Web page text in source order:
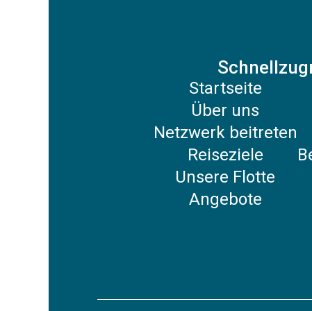
Startseite
Über uns
Netzwerk beitreten
Reiseziele
Unsere Flotte
Angebote